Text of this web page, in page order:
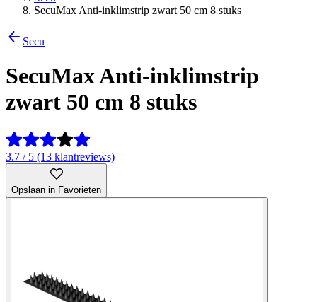
SecuMax Anti-inklimstrip zwart 50 cm 8 stuks
Secu
SecuMax Anti-inklimstrip
zwart 50 cm 8 stuks
3.7 / 5 (13 klantreviews)
Opslaan in Favorieten